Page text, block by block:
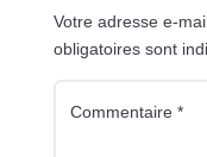
Votre adresse e-
obligatoires sont